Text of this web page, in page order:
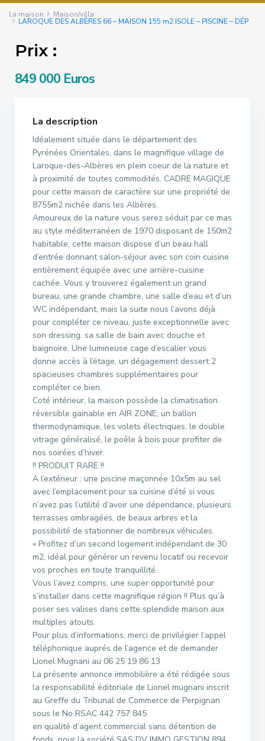
La maison Maison/villa
LAROQUE DES ALBÈRES 66 – MAISON 155 m2 ISOLE – PISCINE – DÉP
Prix :
849 000 Euros
La description
Idéalement située dans le département des
Pyrénées Orientales, dans le magnifique village de
Laroque-des-Albères en plein coeur de la nature et
à proximité de toutes commodités. CADRE MAGIQUE
pour cette maison de caractère sur une propriété de
8755m2 nichée dans les Albères.
Amoureux de la nature vous serez séduit par ce mas
au style méditerranéen de 1970 disposant de 150m2
habitable, cette maison dispose d’un beau hall
d’entrée donnant salon-séjour avec son coin cuisine
entièrement équipée avec une arrière-cuisine
cachée. Vous y trouverez également un grand
bureau, une grande chambre, une salle d’eau et d’un
WC indépendant, mais la suite nous l’avons déjà
pour compléter ce niveau, juste exceptionnelle avec
son dressing, sa salle de bain avec douche et
baignoire. Une lumineuse cage d’escalier vous
donne accès à l’étage, un dégagement dessert 2
spacieuses chambres supplémentaires pour
compléter ce bien.
Coté intérieur, la maison possède la climatisation
réversible gainable en AIR ZONE, un ballon
thermodynamique, les volets électriques, le double
vitrage généralisé, le poêle à bois pour profiter de
nos soirées d’hiver.
!! PRODUIT RARE !!
A l’extérieur : une piscine maçonnée 10x5m au sel
avec l’emplacement pour sa cuisine d’été si vous
n’avez pas l’utilité d’avoir une dépendance, plusieurs
terrasses ombragées, de beaux arbres et la
possibilité de stationner de nombreux véhicules.
« Profitez d’un second logement indépendant de 30
m2, idéal pour générer un revenu locatif ou recevoir
vos proches en toute tranquillité.
Vous l’avez compris, une super opportunité pour
s’installer dans cette magnifique région !! Plus qu’à
poser ses valises dans cette splendide maison aux
multiples atouts.
Pour plus d’informations, merci de privilégier l’appel
téléphonique auprés de l’agence et de demander
Lionel Mugnani au 06 25 19 86 13
La présente annonce immobilière a été rédigée sous
la responsabilité éditoriale de Lionel mugnani inscrit
au Greffe du Tribunal de Commerce de Perpignan
sous le No RSAC 442 757 845
en qualité d’agent commercial sans détention de